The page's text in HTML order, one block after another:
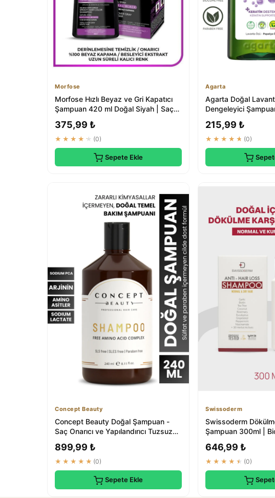
Morfose
Morfose Hızlı Beyaz ve Gri Kapatıcı
Şampuan 420 ml Doğal Siyah | Saç
375,99 ₺
★★★★★ (0)
Sepete Ekle
Agarta
Agarta Doğal
Dengeleyici
215,99 ₺
★★★★★ (0)
Concept Beauty
Concept Beauty Doğal Şampuan -
Saç Onarıcı ve Yapılandırıcı Tuzsuz
Sülfatsız ...
899,99 ₺
★★★★★ (0)
Sepete Ekle
Swissoderm
Swissoderm
Şampuan 300ml |
Özlü
646,99 ₺
★★★★★ (0)